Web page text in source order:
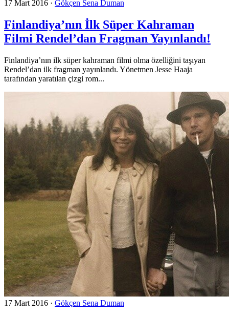
17 Mart 2016 · Gökçen Sena Duman
Finlandiya’nın İlk Süper Kahraman
Filmi Rendel’dan Fragman Yayınlandı!
Finlandiya’nın ilk süper kahraman filmi olma özelliğini taşıyan
Rendel’dan ilk fragman yayınlandı. Yönetmen Jesse Haaja
tarafından yaratılan çizgi rom...
17 Mart 2016 · Gökçen Sena Duman